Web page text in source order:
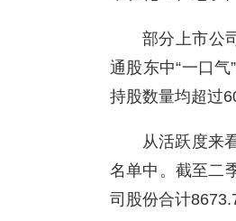
部分上市公
通股东中“一口
持股数量均超过
从活跃度来
名单中。截至二
司股份合计